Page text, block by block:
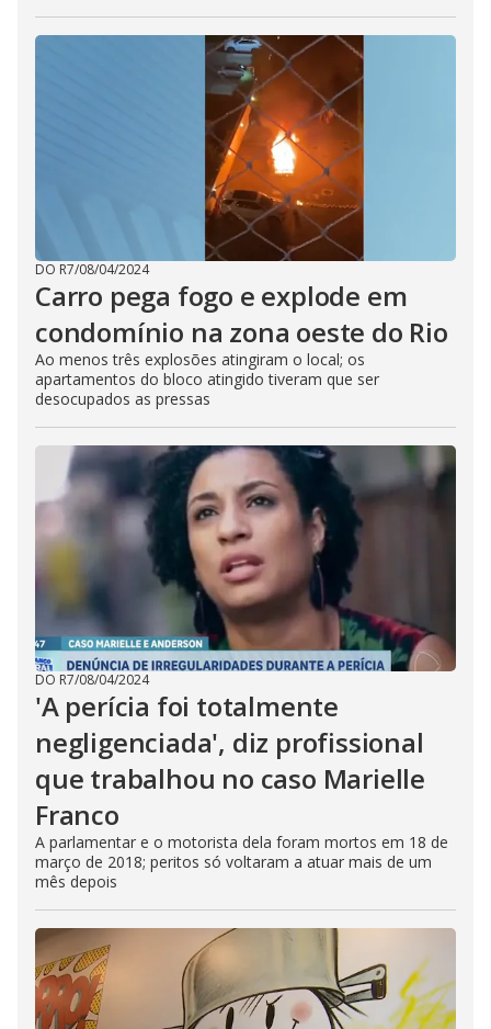
DO R7/08/04/2024
Carro pega fogo e explode em
condomínio na zona oeste do Rio
Ao menos três explosões atingiram o local; os
apartamentos do bloco atingido tiveram que ser
desocupados as pressas
DO R7/08/04/2024
'A perícia foi totalmente
negligenciada', diz profissional
que trabalhou no caso Marielle
Franco
A parlamentar e o motorista dela foram mortos em 18 de
março de 2018; peritos só voltaram a atuar mais de um
mês depois